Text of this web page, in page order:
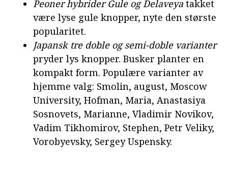
Peoner hybrider Gule og Delaveya takket
være lyse gule knopper, nyte den største
popularitet.
Japansk tre doble og semi-doble varianter
pryder lys knopper. Busker planter en
kompakt form. Populære varianter av
hjemme valg: Smolin, august, Moscow
University, Hofman, Maria, Anastasiya
Sosnovets, Marianne, Vladimir Novikov,
Vadim Tikhomirov, Stephen, Petr Veliky,
Vorobyevsky, Sergey Uspensky.